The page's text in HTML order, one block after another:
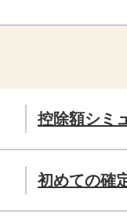
控除額シミ
初めての確